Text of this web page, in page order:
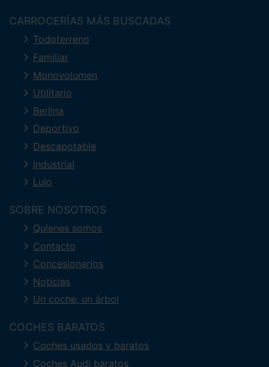
CARROCERÍAS MÁS BUSCADAS
Todoterreno
Familiar
Monovolumen
Utilitario
Berlina
Deportivo
Descapotable
Industrial
Lujo
SOBRE NOSOTROS
Quienes somos
Contacto
Concesionarios
Noticias
Un coche, un árbol
COCHES BARATOS
Coches usados y baratos
Coches Audi baratos